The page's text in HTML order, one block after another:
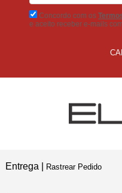
Concordo com os
e aceito receber e-mails
Entrega | Rastrear Pedido